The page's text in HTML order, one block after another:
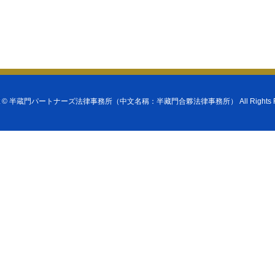
© 半蔵門パートナーズ法律事務所（中文名稱：半藏門合夥法律事務所） All Rights